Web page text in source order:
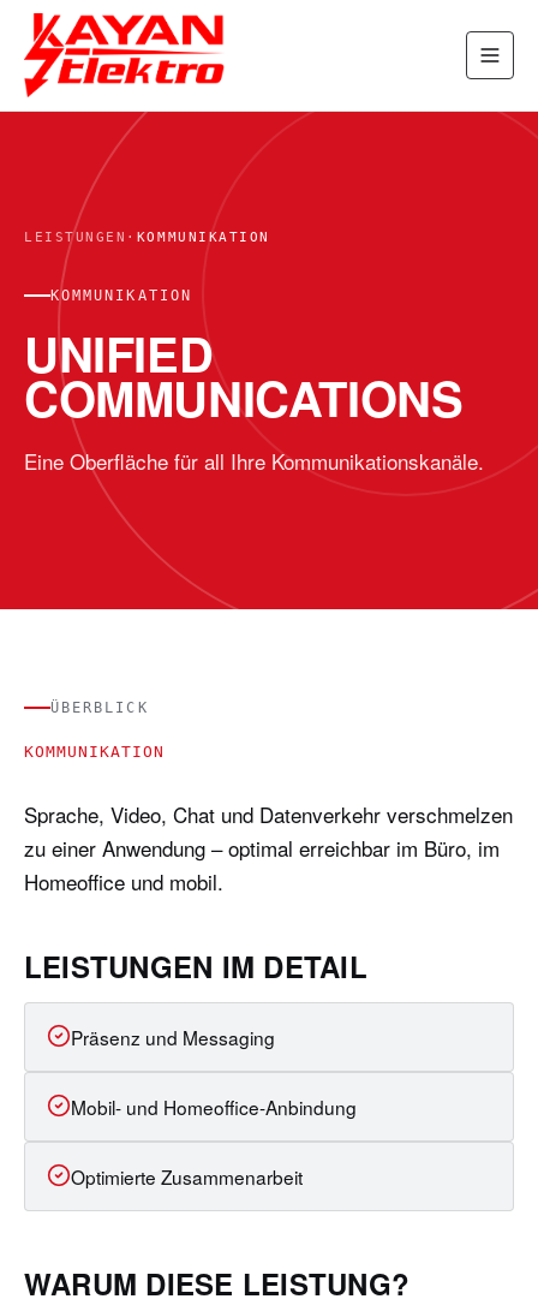
LEISTUNGEN · KOMMUNIKATION
KOMMUNIKATION
UNIFIED
COMMUNICATIONS
Eine Oberfläche für all Ihre Kommunikationskanäle.
ÜBERBLICK
KOMMUNIKATION
Sprache, Video, Chat und Datenverkehr verschmelzen
zu einer Anwendung – optimal erreichbar im Büro, im
Homeoffice und mobil.
LEISTUNGEN IM DETAIL
Präsenz und Messaging
Mobil- und Homeoffice-Anbindung
Optimierte Zusammenarbeit
WARUM DIESE LEISTUNG?